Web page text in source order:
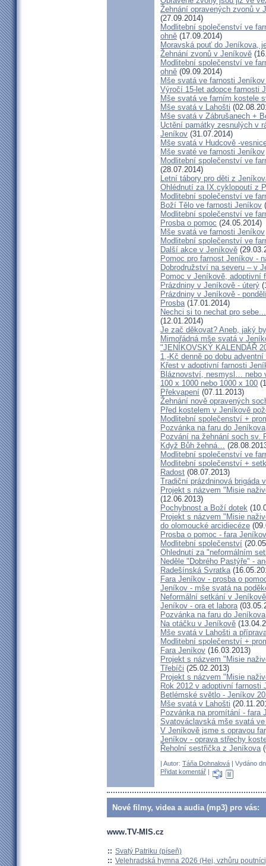
Žehnání opravených zvonů v
(27.09.2014)
Modlitební společenství ve
ohně (17.09.2014)
Moravská pouť do Jeníkova,
Žehnání zvonů v Jeníkově
Modlitební společenství ve
ohně (09.09.2014)
Mše svatá ve farnosti
Výročí 15-let adopce farnosti
Mše svatá ve farním kostele
Mše svatá v Lahošti
Mše svatá v Zábrušanech +
Uctění památky zesnulých v
Jeníkov (31.07.2014)
Mše svatá v Hudcově -
Mše svaté ve farnosti Jeníkov
Modlitební společenství ve
(28.07.2014)
Letní tábory pro děti z
Ohlédnutí za IX.cyklopoutí z
Modlitební společenství ve
Boží Tělo ve farnosti Jeníkov
Modlitební společenství ve
Prosba o pomoc (24.05.2014)
Mše svatá ve farnosti Jeníkov
Modlitební společenství ve
Další akce v Jeníkově
Pomoc pro farnost Jeníkov -
Dobrodružství na severu – v
Pomoc v Jeníkově, adoptivní
Prázdniny v Jeníkově - úterý
Prázdniny v Jeníkově -
Prosba (17.01.2014)
Nechci si to nechat pro
(12.01.2014)
Je zač děkovat? Aneb, jaký
Mimořádná mše svatá v
"JENÍKOVSKÝ KALENDÁŘ
1,-Kč denně po dobu
Křest v adoptivní farnosti
Bláznovství, nesmysl… nebo
100 x 1000 nebo 1000 x 100
Překvapení (07.11.2013)
Žehnání nově opravených
Před kostelem v Jeníkově
Modlitební společenství +
Pozvánka na faru do Jeníkova
Pozvání na žehnání soch sv.
Když Bůh žehná…
Modlitební společenství ve
Modlitební společenství +
Radost (08.07.2013)
Tradiční prázdninová brigáda
Projekt s názvem "Misie
(12.06.2013)
Pochybnost a Boží dotek
Projekt s názvem "Misie
do olomoucké arcidiecéze
Prosba o pomoc - fara Jeníkov
Modlitební společenství
Ohlednutí za "neformálním
Neděle "Dobrého Pastýře" -
Radešínská Svratka
Fara Jeníkov - prosba o
Jeníkov - mše svatá na
Neformální setkání v
Jeníkov - ora et labora
Pozvánka na faru do Jeníkova
Na otáčku v Jeníkově
Mše svatá v Lahošti a
Modlitební společenství +
Fara Jeníkov (16.03.2013)
Projekt s názvem "Misie
Třebíči (25.02.2013)
Projekt s názvem "Misie
Rok 2012 v adoptivní farnosti
Betlémské světlo - Jeníkov
Mše svatá v Lahošti
Pozvánka na promítání - fara
Svatováclavská mše svatá
V Jeníkově jsme s opravou
Jeníkov - oprava střechy
Řeholní sestřička z Jeníkova
| Autor: Táňa Dohnalová | Vydáno
Přidat komentář |
Nové filmy, videa a audia (mp3) pro vás:
www.TV-MIS.cz
:: Svatý Patriku (píseň)
:: Velehradská hymna 2026 (Hej, vzhůru